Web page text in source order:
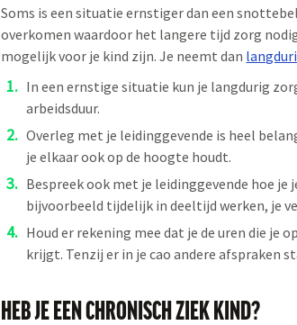
Soms is een situatie ernstiger dan een
overkomen waardoor het langere tijd zorg
mogelijk voor je kind zijn. Je neemt dan
In een ernstige situatie kun je langdurig
arbeidsduur.
Overleg met je leidinggevende is heel
je elkaar ook op de hoogte houdt.
Bespreek ook met je leidinggevende hoe
bijvoorbeeld tijdelijk in deeltijd werken, je
Houd er rekening mee dat je de uren die
krijgt. Tenzij er in je cao andere afspraken
HEB JE EEN CHRONISCH ZIEK KIND?